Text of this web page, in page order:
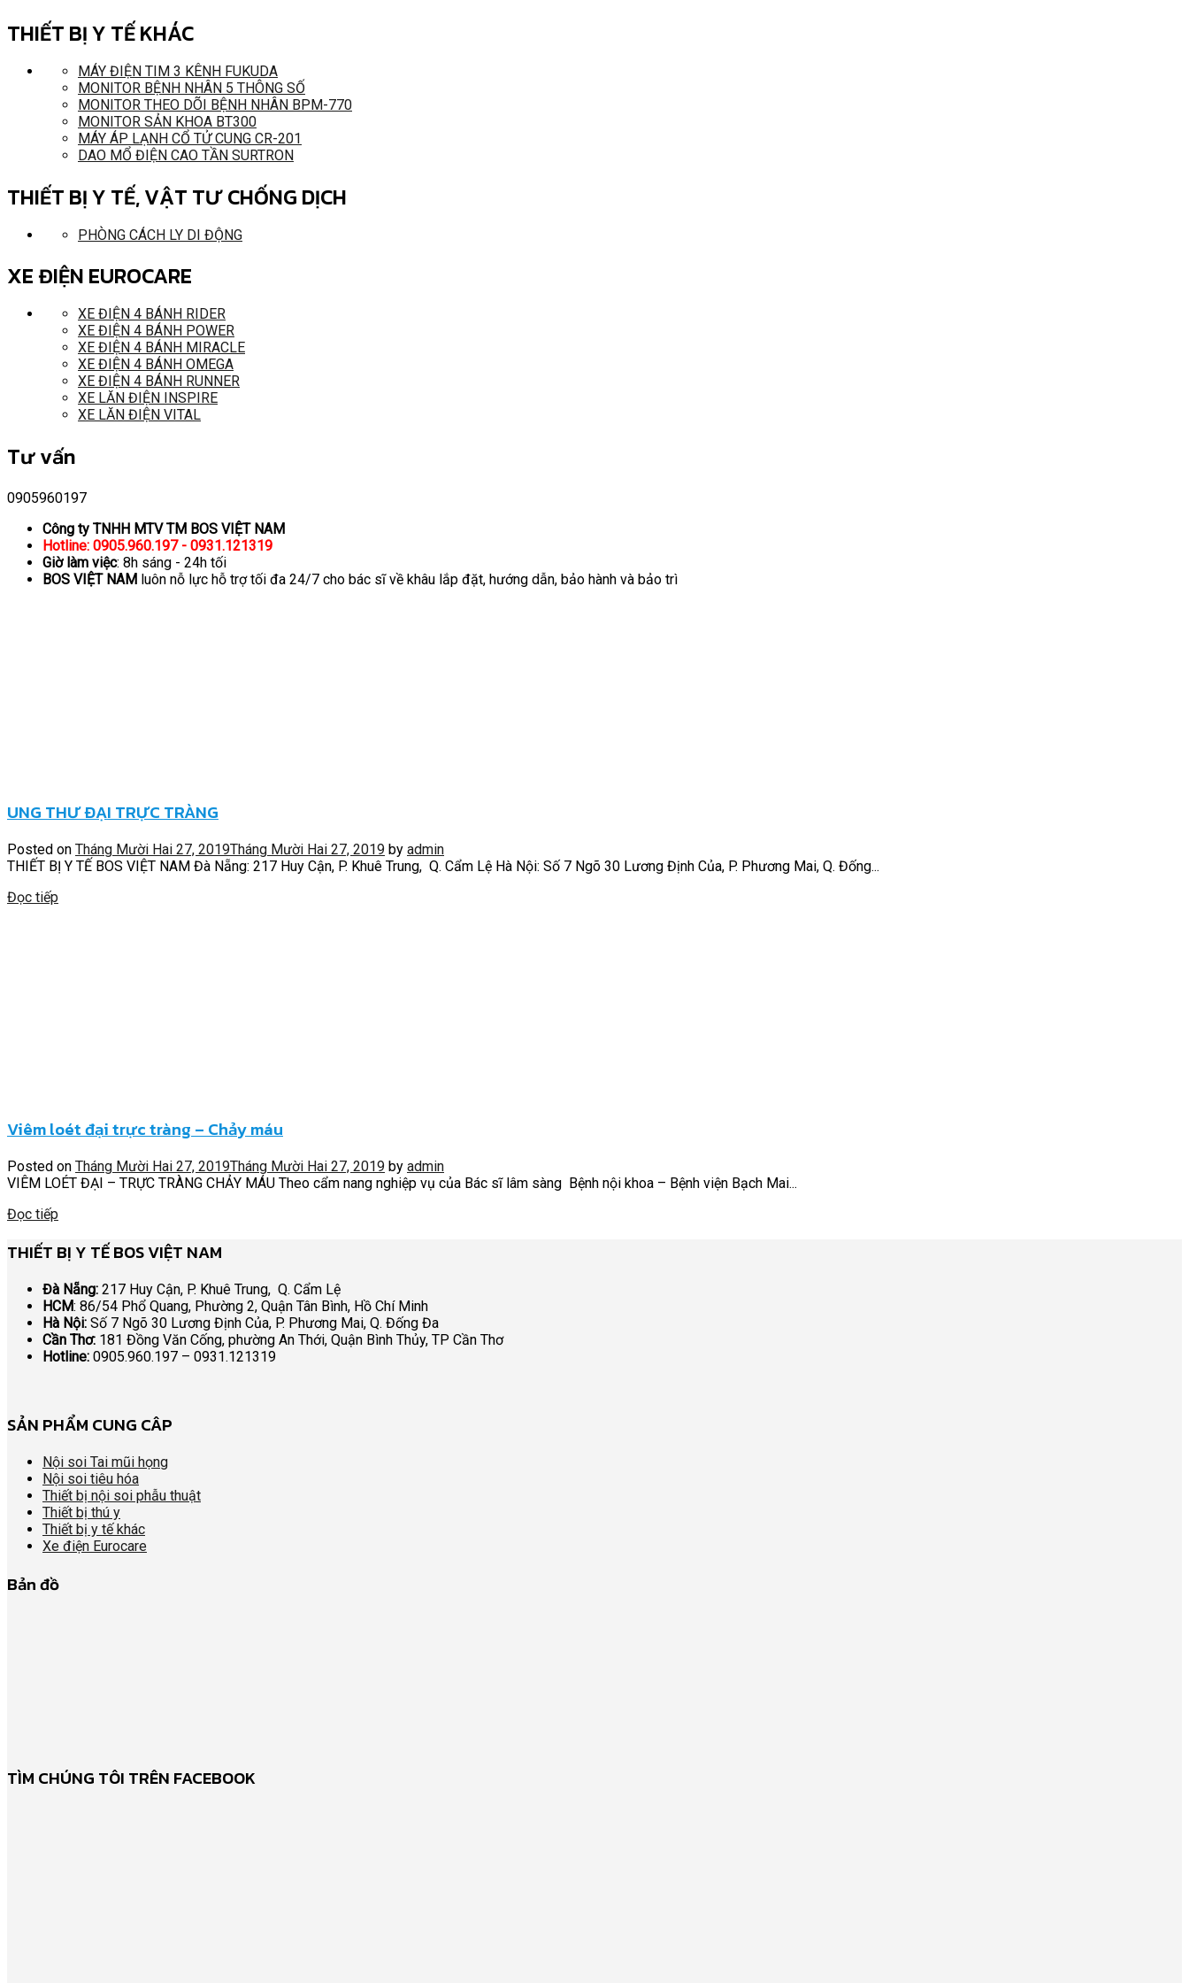
THIẾT BỊ Y TẾ KHÁC
MÁY ĐIỆN TIM 3 KÊNH FUKUDA
MONITOR BỆNH NHÂN 5 THÔNG SỐ
MONITOR THEO DÕI BỆNH NHÂN BPM-770
MONITOR SẢN KHOA BT300
MÁY ÁP LẠNH CỔ TỬ CUNG CR-201
DAO MỔ ĐIỆN CAO TẦN SURTRON
THIẾT BỊ Y TẾ, VẬT TƯ CHỐNG DỊCH
PHÒNG CÁCH LY DI ĐỘNG
XE ĐIỆN EUROCARE
XE ĐIỆN 4 BÁNH RIDER
XE ĐIỆN 4 BÁNH POWER
XE ĐIỆN 4 BÁNH MIRACLE
XE ĐIỆN 4 BÁNH OMEGA
XE ĐIỆN 4 BÁNH RUNNER
XE LĂN ĐIỆN INSPIRE
XE LĂN ĐIỆN VITAL
Tư vấn
0905960197
Công ty TNHH MTV TM BOS VIỆT NAM
Hotline: 0905.960.197 - 0931.121319
Giờ làm việc: 8h sáng - 24h tối
BOS VIỆT NAM luôn nỗ lực hỗ trợ tối đa 24/7 cho bác sĩ về khâu lắp đặt, hướng dẫn, bảo hành và bảo trì
UNG THƯ ĐẠI TRỰC TRÀNG
Posted on Tháng Mười Hai 27, 2019Tháng Mười Hai 27, 2019 by admin
THIẾT BỊ Y TẾ BOS VIỆT NAM Đà Nẵng: 217 Huy Cận, P. Khuê Trung, Q. Cẩm Lệ Hà Nội: Số 7 Ngõ 30 Lương Định Của, P. Phương Mai, Q. Đống...
Đọc tiếp
Viêm loét đại trực tràng – Chảy máu
Posted on Tháng Mười Hai 27, 2019Tháng Mười Hai 27, 2019 by admin
VIÊM LOÉT ĐẠI – TRỰC TRÀNG CHẢY MÁU Theo cẩm nang nghiệp vụ của Bác sĩ lâm sàng Bệnh nội khoa – Bệnh viện Bạch Mai...
Đọc tiếp
THIẾT BỊ Y TẾ BOS VIỆT NAM
Đà Nẵng: 217 Huy Cận, P. Khuê Trung, Q. Cẩm Lệ
HCM: 86/54 Phổ Quang, Phường 2, Quận Tân Bình, Hồ Chí Minh
Hà Nội: Số 7 Ngõ 30 Lương Định Của, P. Phương Mai, Q. Đống Đa
Cần Thơ: 181 Đồng Văn Cống, phường An Thới, Quận Bình Thủy, TP Cần Thơ
Hotline: 0905.960.197 – 0931.121319
SẢN PHẨM CUNG CÂP
Nội soi Tai mũi họng
Nội soi tiêu hóa
Thiết bị nội soi phẫu thuật
Thiết bị thú y
Thiết bị y tế khác
Xe điện Eurocare
Bản đồ
TÌM CHÚNG TÔI TRÊN FACEBOOK